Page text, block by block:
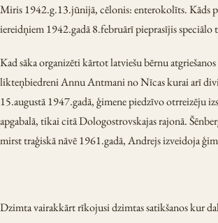
Miris 1942.g.13.jūnijā, cēlonis: enterokolīts. Kāds
iereidņiem 1942.gadā 8.februārī pieprasījis speciālo
Kad sāka organizēti kārtot latviešu bērnu
likteņbiedreni Annu Antmani no Nīcas kurai arī divi
15.augustā 1947.gadā, ģimene piedzīvo otrreizēju
apgabalā, tikai citā Dologostrovskajas rajonā.
mirst traģiskā nāvē 1961.gadā, Andrejs izveidoja
Dzimta vairakkārt rīkojusi dzimtas satikšanos kur